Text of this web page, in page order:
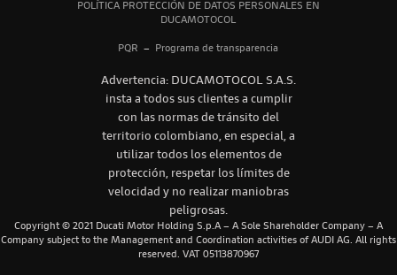
POLÍTICA PROTECCIÓN DE DATOS PERSONALES EN
DUCAMOTOCOL
PQR – Programa de transparencia
Advertencia: DUCAMOTOCOL S.A.S.
insta a todos sus clientes a cumplir
con las normas de tránsito del
territorio colombiano, en especial, a
utilizar todos los elementos de
protección, respetar los límites de
velocidad y no realizar maniobras
peligrosas.
Copyright © 2021 Ducati Motor Holding S.p.A – A Sole Shareholder Company – A
Company subject to the Management and Coordination activities of AUDI AG. All rights
reserved. VAT 05113870967